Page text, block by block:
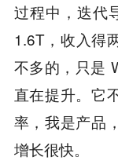
过程中，迭代
1.6T，收入得
不多的，只是
直在提升。它
率，我是产品
增长很快。